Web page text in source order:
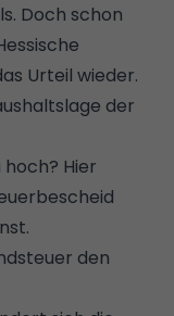
Doch schon
Urteil wieder.
der
hoch? Hier
den